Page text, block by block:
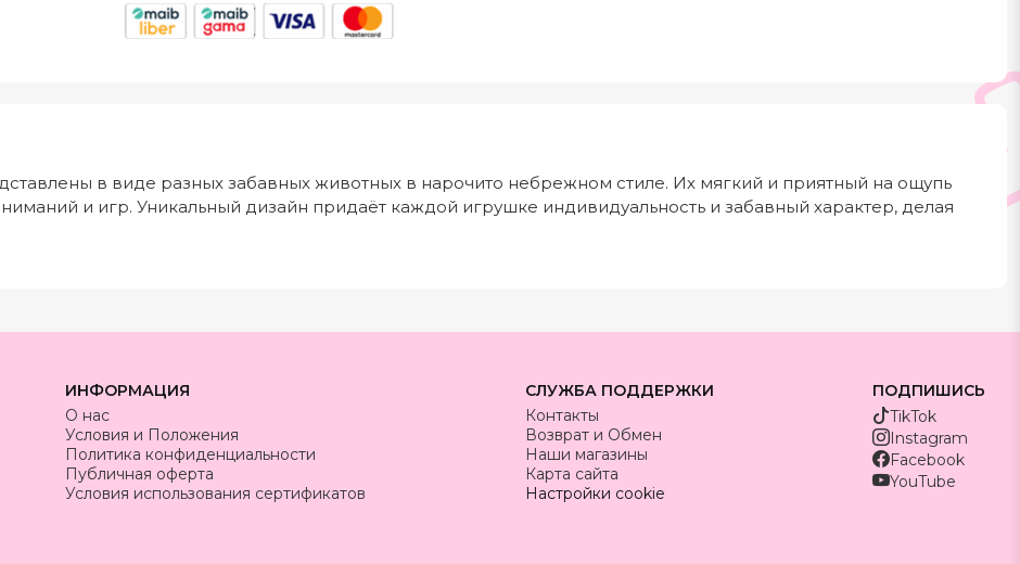
в виде разных забавных животных в нарочито небрежном стиле. Их мягкий и приятный на ощупь
и игр. Уникальный дизайн придаёт каждой игрушке индивидуальность и забавный характер, делая
ИНФОРМАЦИЯ
О нас
Условия и Положения
Политика конфиденциальности
Публичная оферта
Условия использования сертификатов
СЛУЖБА ПОДДЕРЖКИ
Контакты
Возврат и Обмен
Наши магазины
Карта сайта
Настройки cookie
ПОДПИШИСЬ
TikTok
Instagram
Facebook
YouTube